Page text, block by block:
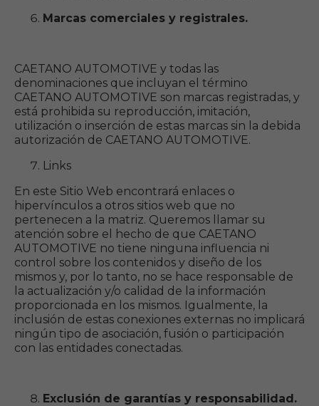
Marcas comerciales y registrales.
CAETANO AUTOMOTIVE y todas las
denominaciones que incluyan el término
CAETANO AUTOMOTIVE son marcas registradas, y
está prohibida su reproducción, imitación,
utilización o inserción de estas marcas sin la debida
autorización de CAETANO AUTOMOTIVE.
Links
En este Sitio Web encontrará enlaces o
hipervínculos a otros sitios web que no
pertenecen a la matriz. Queremos llamar su
atención sobre el hecho de que CAETANO
AUTOMOTIVE no tiene ninguna influencia ni
control sobre los contenidos y diseño de los
mismos y, por lo tanto, no se hace responsable de
la actualización y/o calidad de la información
proporcionada en los mismos. Igualmente, la
inclusión de estas conexiones externas no implicará
ningún tipo de asociación, fusión o participación
con las entidades conectadas.
Exclusión de garantías y responsabilidad.